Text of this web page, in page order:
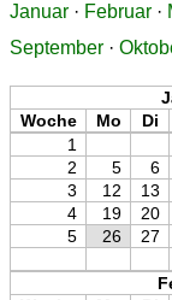
Januar · Februar ·
September ·
Woche
Mo Di
1
2
5 6
3
12 13
4
19 20
5
26 27